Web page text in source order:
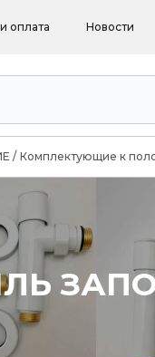
оплата Новости
/ Комплектующие к